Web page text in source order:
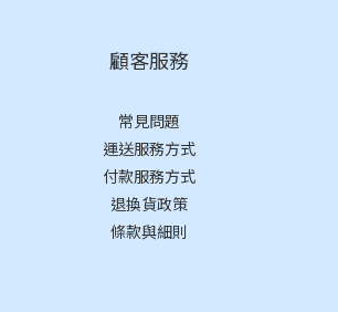
顧客服務
常見問題
運送服務方式
付款服務方式
退換貨政策
條款與細則